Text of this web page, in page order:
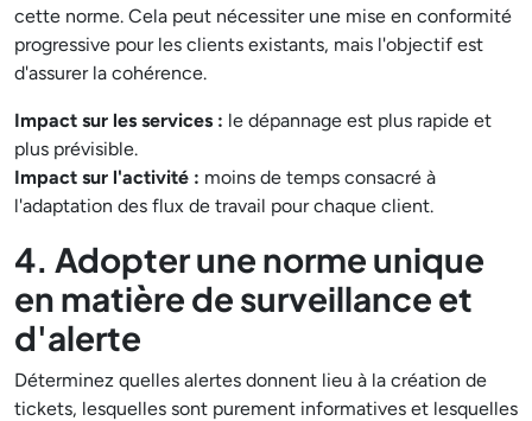
cette norme. Cela peut nécessiter une mise en conformité
progressive pour les clients existants, mais l'objectif est
d'assurer la cohérence.
Impact sur les services : le dépannage est plus rapide et
plus prévisible.
Impact sur l'activité : moins de temps consacré à
l'adaptation des flux de travail pour chaque client.
4. Adopter une norme unique
en matière de surveillance et
d'alerte
Déterminez quelles alertes donnent lieu à la création de
tickets, lesquelles sont purement informatives et lesquelles